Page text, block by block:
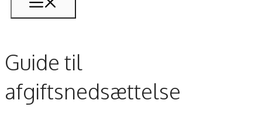
Guide til
afgiftsnedsættelse